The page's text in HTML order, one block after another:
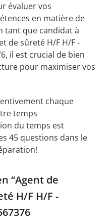
évaluer vos
en matière de
tant que candidat à
de sûreté H/F H/F -
il est crucial de bien
pour maximiser vos
chaque
temps
du temps est
45 questions dans le
“Agent de
H/F H/F -